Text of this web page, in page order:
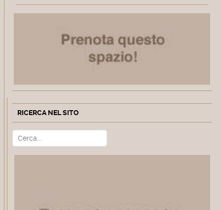
RICERCA NEL SITO
Cerca Type 2 or more characters for